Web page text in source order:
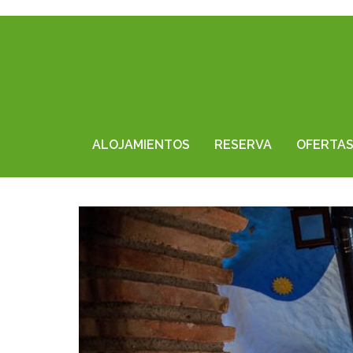
ALOJAMIENTOS RESERVA OFERTAS